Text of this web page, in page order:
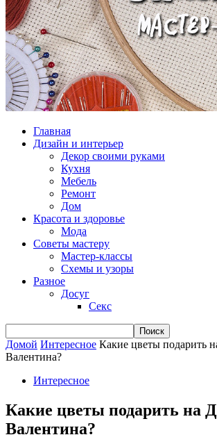
Главная
Дизайн и интерьер
Декор своими руками
Кухня
Мебель
Ремонт
Дом
Красота и здоровье
Мода
Советы мастеру
Мастер-классы
Схемы и узоры
Разное
Досуг
Секс
Домой Интересное Какие цветы подарить
Валентина?
Интересное
Какие цветы подарить на
Валентина?